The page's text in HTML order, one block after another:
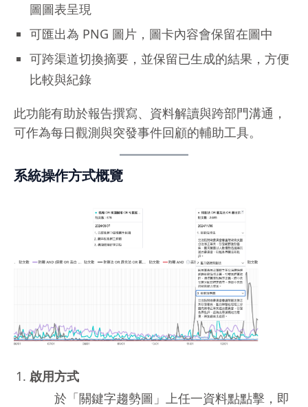
圖圖表呈現
可匯出為 PNG 圖片，圖卡內容會保留在圖中
可跨渠道切換摘要，並保留已生成的結果，方便
比較與紀錄
此功能有助於報告撰寫、資料解讀與跨部門溝通，
可作為每日觀測與突發事件回顧的輔助工具。
系統操作方式概覽
啟用方式
於「關鍵字趨勢圖」上任一資料點點擊，即